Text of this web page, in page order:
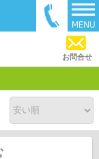
お問合せ